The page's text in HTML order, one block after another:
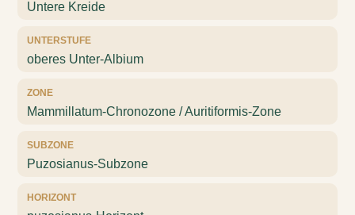
Untere Kreide
UNTERSTUFE
oberes Unter-Albium
ZONE
Mammillatum-Chronozone / Auritiformis-Zone
SUBZONE
Puzosianus-Subzone
HORIZONT